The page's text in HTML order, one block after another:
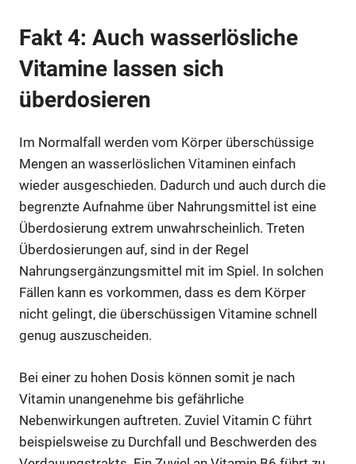
Fakt 4: Auch wasserlösliche
Vitamine lassen sich
überdosieren
Im Normalfall werden vom Körper überschüssige
Mengen an wasserlöslichen Vitaminen einfach
wieder ausgeschieden. Dadurch und auch durch die
begrenzte Aufnahme über Nahrungsmittel ist eine
Überdosierung extrem unwahrscheinlich. Treten
Überdosierungen auf, sind in der Regel
Nahrungsergänzungsmittel mit im Spiel. In solchen
Fällen kann es vorkommen, dass es dem Körper
nicht gelingt, die überschüssigen Vitamine schnell
genug auszuscheiden.
Bei einer zu hohen Dosis können somit je nach
Vitamin unangenehme bis gefährliche
Nebenwirkungen auftreten. Zuviel Vitamin C führt
beispielsweise zu Durchfall und Beschwerden des